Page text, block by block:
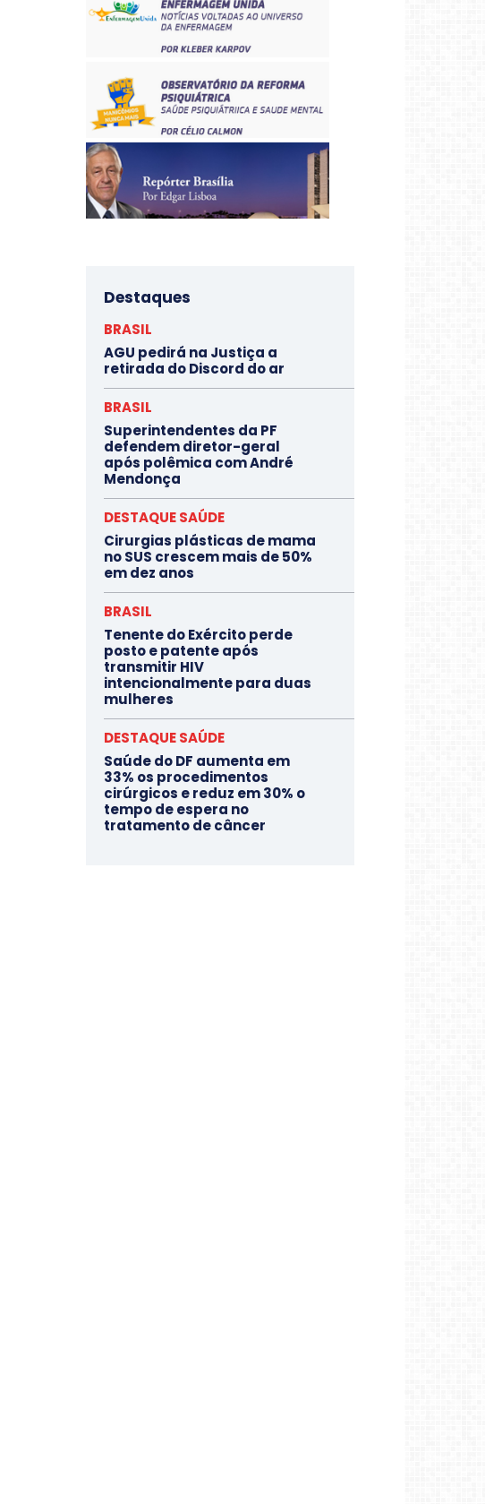
Destaques
BRASIL
AGU pedirá na Justiça a
retirada do Discord do ar
BRASIL
Superintendentes da PF
defendem diretor-geral
após polêmica com André
Mendonça
DESTAQUE SAÚDE
Cirurgias plásticas de mama
no SUS crescem mais de 50%
em dez anos
BRASIL
Tenente do Exército perde
posto e patente após
transmitir HIV
intencionalmente para duas
mulheres
DESTAQUE SAÚDE
Saúde do DF aumenta em
33% os procedimentos
cirúrgicos e reduz em 30% o
tempo de espera no
tratamento de câncer